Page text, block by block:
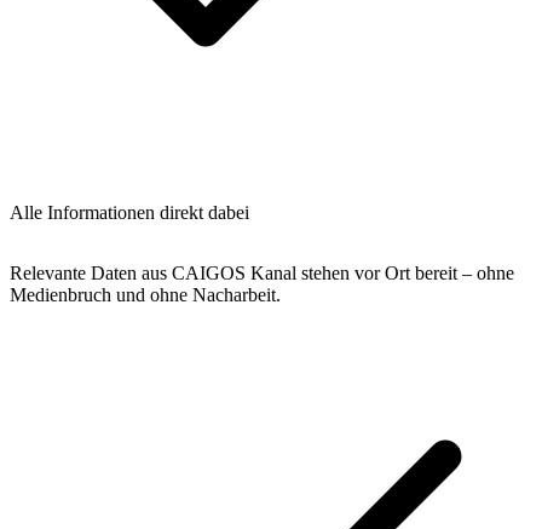
Alle Informationen direkt dabei
Relevante Daten aus CAIGOS Kanal stehen vor Ort bereit – ohne
Medienbruch und ohne Nacharbeit.